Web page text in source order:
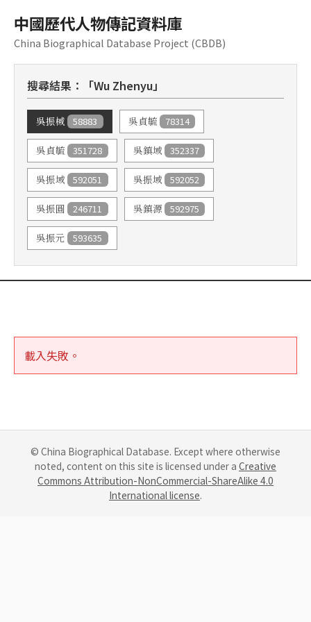
中國歷代人物傳記資料庫
China Biographical Database Project (CBDB)
搜尋結果：「Wu Zhenyu」
吳振棫 58883 吳貞毓 78314
吳貞毓 351728 吳鎮域 352337
吳振域 592051 吳振域 592052
吳振圓 246711 吳鎮源 592975
吳振元 593635
載入失敗。
© China Biographical Database. Except where otherwise
noted, content on this site is licensed under a Creative
Commons Attribution-NonCommercial-ShareAlike 4.0
International license.